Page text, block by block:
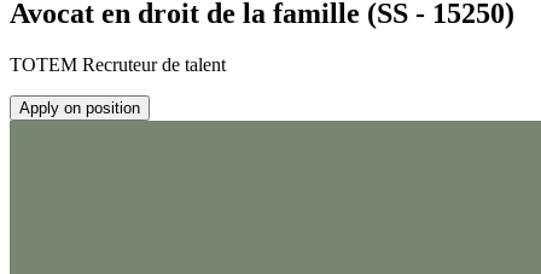
Avocat en droit de la famille (SS - 15250)
TOTEM Recruteur de talent
Apply on position